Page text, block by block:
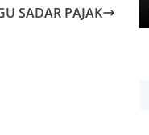
SADAR PAJAK